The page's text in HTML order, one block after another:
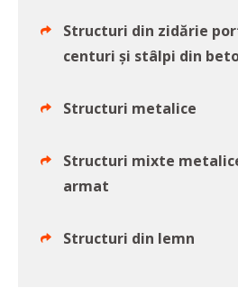
Structuri din zidărie
centuri și stâlpi din
Structuri metalice
Structuri mixte
armat
Structuri din lemn